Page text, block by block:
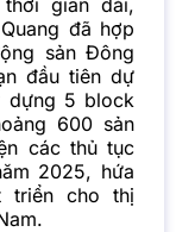
đã hợp
sản Đông
đầu tiên dự
dựng 5 block
600 sản
các thủ tục
2025, hứa
triển cho thị